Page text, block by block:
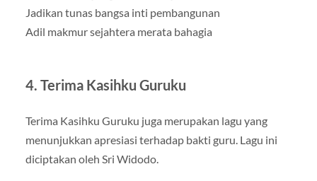
Jadikan tunas bangsa inti pembangunan
Adil makmur sejahtera merata bahagia
4. Terima Kasihku Guruku
Terima Kasihku Guruku juga merupakan lagu yang
menunjukkan apresiasi terhadap bakti guru. Lagu ini
diciptakan oleh Sri Widodo.